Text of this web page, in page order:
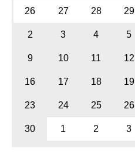
26 27 28 29
2 3 4 5
9 10 11 12
16 17 18 19
23 24 25 26
30 1 2 3